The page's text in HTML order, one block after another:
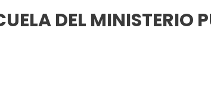
DEL MINISTERIO